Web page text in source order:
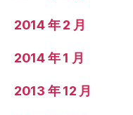
2014 年 2 月
2014 年 1 月
2013 年 12 月